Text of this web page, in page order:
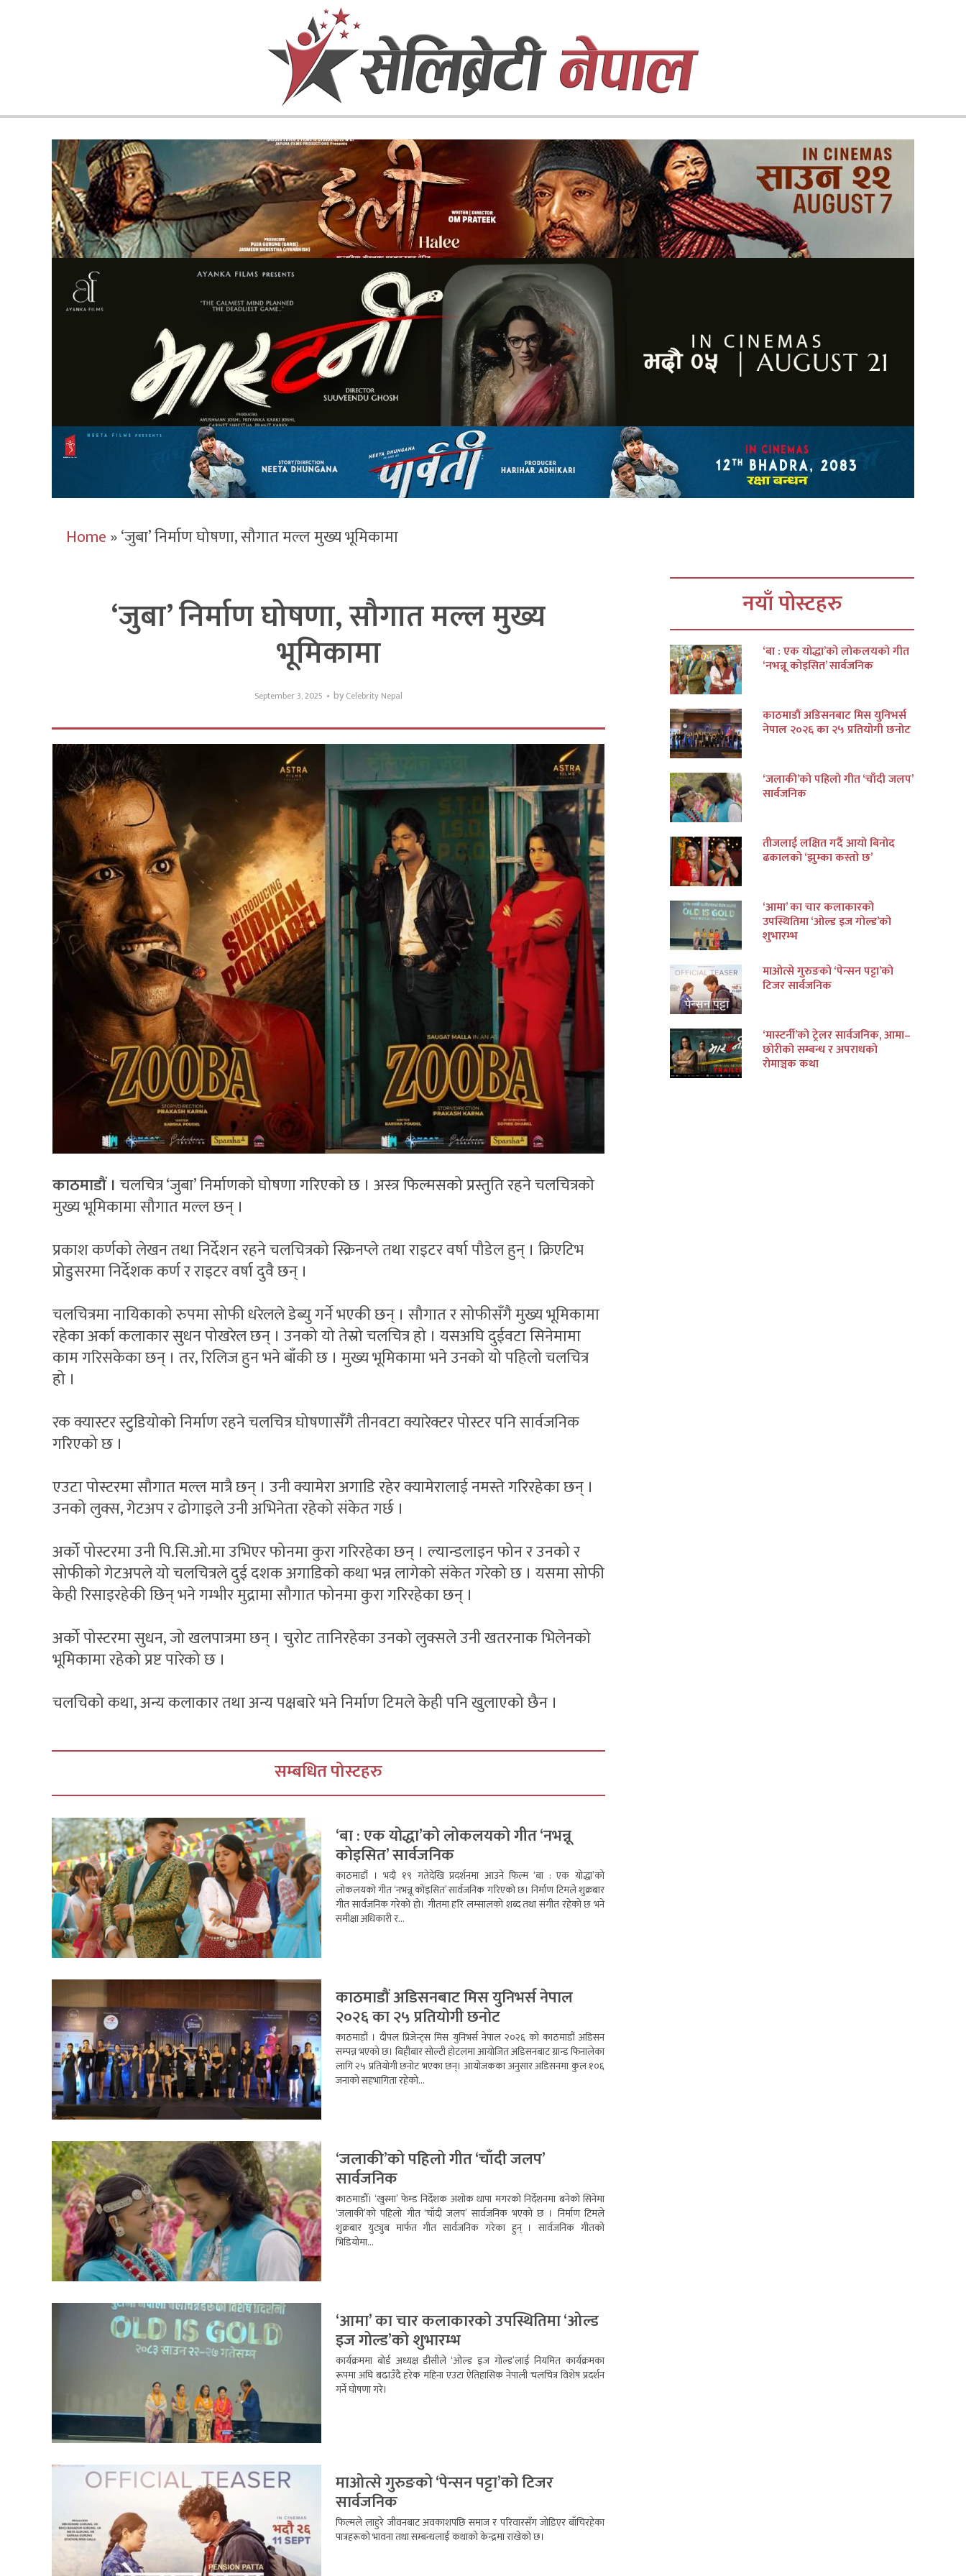
Home»‘जुबा’ निर्माण घोषणा, सौगात मल्ल मुख्य भूमिकामा
‘जुबा’ निर्माण घोषणा, सौगात मल्ल मुख्य
भूमिकामा
September 3, 2025 by Celebrity Nepal
काठमाडौं । चलचित्र ‘जुबा’ निर्माणको घोषणा गरिएको छ । अस्त्र फिल्मसको प्रस्तुति रहने चलचित्रको
मुख्य भूमिकामा सौगात मल्ल छन् ।
प्रकाश कर्णको लेखन तथा निर्देशन रहने चलचित्रको स्क्रिनप्ले तथा राइटर वर्षा पौडेल हुन् । क्रिएटिभ
प्रोडुसरमा निर्देशक कर्ण र राइटर वर्षा दुवै छन् ।
चलचित्रमा नायिकाको रुपमा सोफी धरेलले डेब्यु गर्ने भएकी छन् । सौगात र सोफीसँगै मुख्य भूमिकामा
रहेका अर्का कलाकार सुधन पोखरेल छन् । उनको यो तेस्रो चलचित्र हो । यसअघि दुईवटा सिनेमामा
काम गरिसकेका छन् । तर, रिलिज हुन भने बाँकी छ । मुख्य भूमिकामा भने उनको यो पहिलो चलचित्र
हो ।
रक क्यास्टर स्टुडियोको निर्माण रहने चलचित्र घोषणासँगै तीनवटा क्यारेक्टर पोस्टर पनि सार्वजनिक
गरिएको छ ।
एउटा पोस्टरमा सौगात मल्ल मात्रै छन् । उनी क्यामेरा अगाडि रहेर क्यामेरालाई नमस्ते गरिरहेका छन् ।
उनको लुक्स, गेटअप र ढोगाइले उनी अभिनेता रहेको संकेत गर्छ ।
अर्को पोस्टरमा उनी पि.सि.ओ.मा उभिएर फोनमा कुरा गरिरहेका छन् । ल्यान्डलाइन फोन र उनको र
सोफीको गेटअपले यो चलचित्रले दुई दशक अगाडिको कथा भन्न लागेको संकेत गरेको छ । यसमा सोफी
केही रिसाइरहेकी छिन् भने गम्भीर मुद्रामा सौगात फोनमा कुरा गरिरहेका छन् ।
अर्को पोस्टरमा सुधन, जो खलपात्रमा छन् । चुरोट तानिरहेका उनको लुक्सले उनी खतरनाक भिलेनको
भूमिकामा रहेको प्रष्ट पारेको छ ।
चलचिको कथा, अन्य कलाकार तथा अन्य पक्षबारे भने निर्माण टिमले केही पनि खुलाएको छैन ।
सम्बधित पोस्टहरु
‘बा : एक योद्धा’को लोकलयको गीत ‘नभन्नू
कोइसित’ सार्वजनिक
काठमाडौं । भदौ १९ गतेदेखि प्रदर्शनमा आउने फिल्म ‘बा : एक योद्धा’को
लोकलयको गीत ‘नभन्नू कोइसित’ सार्वजनिक गरिएको छ। निर्माण टिमले शुक्रबार
गीत सार्वजनिक गरेको हो। गीतमा हरि लम्सालको शब्द तथा संगीत रहेको छ भने
समीक्षा अधिकारी र...
काठमाडौं अडिसनबाट मिस युनिभर्स नेपाल
२०२६ का २५ प्रतियोगी छनोट
काठमाडौं । दीपल प्रिजेन्ट्स मिस युनिभर्स नेपाल २०२६ को काठमाडौं अडिसन
सम्पन्न भएको छ। बिहीबार सोल्टी होटलमा आयोजित अडिसनबाट ग्रान्ड फिनालेका
लागि २५ प्रतियोगी छनोट भएका छन्। आयोजकका अनुसार अडिसनमा कुल १०६
जनाको सहभागिता रहेको...
‘जलाकी’को पहिलो गीत ‘चाँदी जलप’
सार्वजनिक
काठमाडौँ। ‘खुस्मा’ फेम्ड निर्देशक अशोक थापा मगरको निर्देशनमा बनेको सिनेमा
‘जलाकी’को पहिलो गीत ‘चाँदी जलप’ सार्वजनिक भएको छ । निर्माण टिमले
शुक्रबार युट्युब मार्फत गीत सार्वजनिक गरेका हुन् । सार्वजनिक गीतको
भिडियोमा...
‘आमा’ का चार कलाकारको उपस्थितिमा ‘ओल्ड
इज गोल्ड’को शुभारम्भ
कार्यक्रममा बोर्ड अध्यक्ष डीसीले ‘ओल्ड इज गोल्ड’लाई नियमित कार्यक्रमका
रूपमा अघि बढाउँदै हरेक महिना एउटा ऐतिहासिक नेपाली चलचित्र विशेष प्रदर्शन
गर्ने घोषणा गरे।
माओत्से गुरुङको ‘पेन्सन पट्टा’को टिजर
सार्वजनिक
फिल्मले लाहुरे जीवनबाट अवकाशपछि समाज र परिवारसँग जोडिएर बाँचिरहेका
पात्रहरूको भावना तथा सम्बन्धलाई कथाको केन्द्रमा राखेको छ।
नयाँ पोस्टहरु
‘बा : एक योद्धा’को लोकलयको गीत
‘नभन्नू कोइसित’ सार्वजनिक
काठमाडौं अडिसनबाट मिस युनिभर्स
नेपाल २०२६ का २५ प्रतियोगी छनोट
‘जलाकी’को पहिलो गीत ‘चाँदी जलप’
सार्वजनिक
तीजलाई लक्षित गर्दै आयो बिनोद
ढकालको ‘झुम्का कस्तो छ’
‘आमा’ का चार कलाकारको
उपस्थितिमा ‘ओल्ड इज गोल्ड’को
शुभारम्भ
माओत्से गुरुङको ‘पेन्सन पट्टा’को
टिजर सार्वजनिक
‘मास्टर्नी’को ट्रेलर सार्वजनिक, आमा–
छोरीको सम्बन्ध र अपराधको
रोमाञ्चक कथा